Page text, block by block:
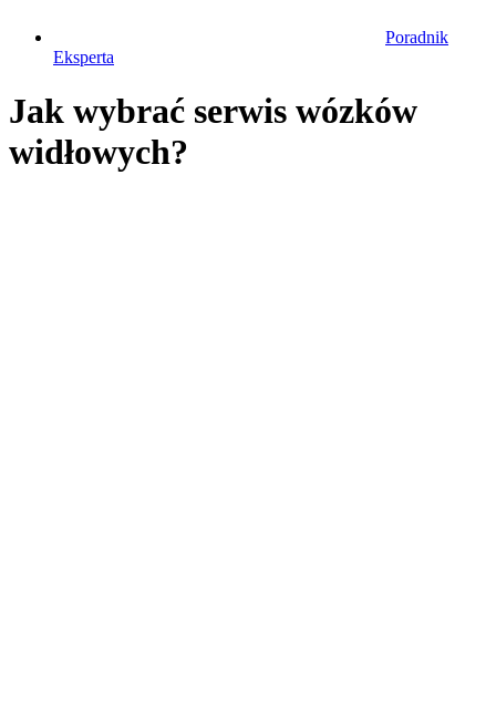
Poradnik
Eksperta
Jak wybrać serwis wózków
widłowych?